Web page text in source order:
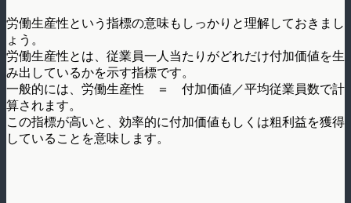
労働生産性という指標の意味もしっかりと理解しておきまし
ょう。
労働生産性とは、従業員一人当たりがどれだけ付加価値を生
み出しているかを示す指標です。
一般的には、労働生産性 ＝ 付加価値／平均従業員数で計
算されます。
この指標が高いと、効率的に付加価値もしくは粗利益を獲得
していることを意味します。